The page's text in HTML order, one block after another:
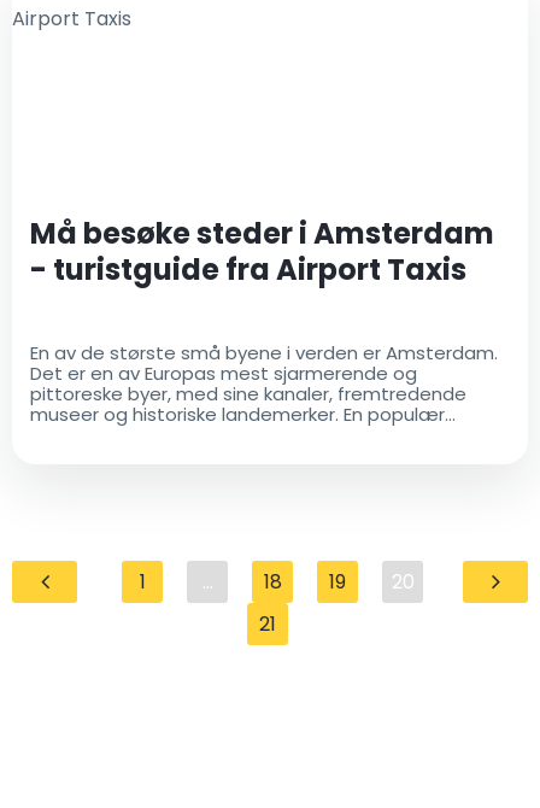
Må besøke steder i Amsterdam
- turistguide fra Airport Taxis
En av de største små byene i verden er Amsterdam.
Det er en av Europas mest sjarmerende og
pittoreske byer, med sine kanaler, fremtredende
museer og historiske landemerker. En populær
1 ... 18 19
20
21